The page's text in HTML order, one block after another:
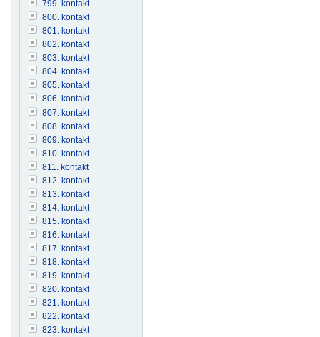
799. kontakt
800. kontakt
801. kontakt
802. kontakt
803. kontakt
804. kontakt
805. kontakt
806. kontakt
807. kontakt
808. kontakt
809. kontakt
810. kontakt
811. kontakt
812. kontakt
813. kontakt
814. kontakt
815. kontakt
816. kontakt
817. kontakt
818. kontakt
819. kontakt
820. kontakt
821. kontakt
822. kontakt
823. kontakt